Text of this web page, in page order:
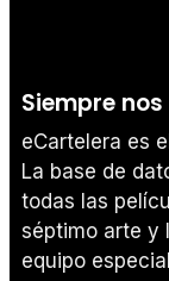
Siempre
eCartelera es
La base de
todas las
séptimo arte y
equipo